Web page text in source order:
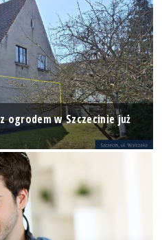
ogrodem w Szczecinie już